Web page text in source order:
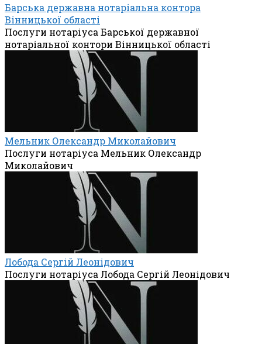
Барська державна нотаріальна контора
Вінницької області
Послуги нотаріуса Барської державної
нотаріальної контори Вінницької області
Мельник Олександр Миколайович
Послуги нотаріуса Мельник Олександр
Миколайович
Лобода Сергій Леонідович
Послуги нотаріуса Лобода Сергій Леонідович